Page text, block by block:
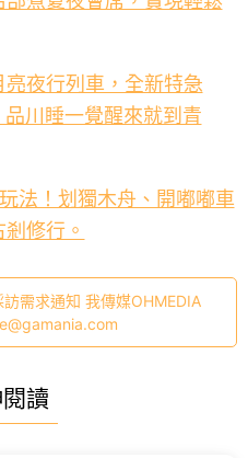
亮夜行列車，全新特急
川睡一覺醒來就到青
法！划獨木舟、開嘟嘟車
修行。
需求通知 我傳媒OHMEDIA
讀